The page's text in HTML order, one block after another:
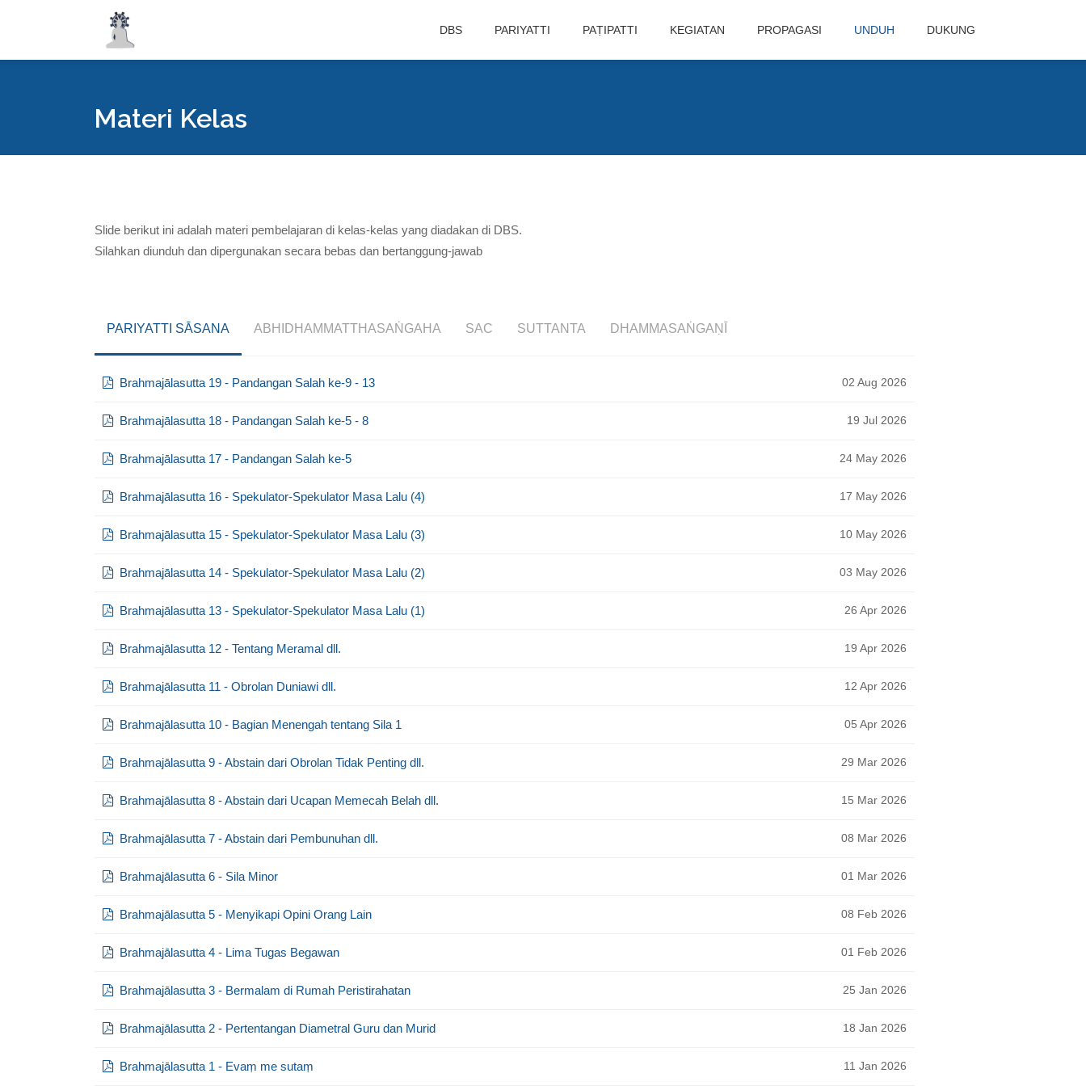
DBS PARIYATTI PAṬIPATTI KEGIATAN PROPAGASI UNDUH DUKUNG
Materi Kelas
Slide berikut ini adalah materi pembelajaran di kelas-kelas yang diadakan di DBS.
Silahkan diunduh dan dipergunakan secara bebas dan bertanggung-jawab
PARIYATTI SĀSANA ABHIDHAMMATTHASAṄGAHA SAC SUTTANTA DHAMMASAṄGAṆĪ
Brahmajālasutta 19 - Pandangan Salah ke-9 - 13 02 Aug 2026
Brahmajālasutta 18 - Pandangan Salah ke-5 - 8 19 Jul 2026
Brahmajālasutta 17 - Pandangan Salah ke-5 24 May 2026
Brahmajālasutta 16 - Spekulator-Spekulator Masa Lalu (4) 17 May 2026
Brahmajālasutta 15 - Spekulator-Spekulator Masa Lalu (3) 10 May 2026
Brahmajālasutta 14 - Spekulator-Spekulator Masa Lalu (2) 03 May 2026
Brahmajālasutta 13 - Spekulator-Spekulator Masa Lalu (1) 26 Apr 2026
Brahmajālasutta 12 - Tentang Meramal dll. 19 Apr 2026
Brahmajālasutta 11 - Obrolan Duniawi dll. 12 Apr 2026
Brahmajālasutta 10 - Bagian Menengah tentang Sila 1 05 Apr 2026
Brahmajālasutta 9 - Abstain dari Obrolan Tidak Penting dll. 29 Mar 2026
Brahmajālasutta 8 - Abstain dari Ucapan Memecah Belah dll. 15 Mar 2026
Brahmajālasutta 7 - Abstain dari Pembunuhan dll. 08 Mar 2026
Brahmajālasutta 6 - Sila Minor 01 Mar 2026
Brahmajālasutta 5 - Menyikapi Opini Orang Lain 08 Feb 2026
Brahmajālasutta 4 - Lima Tugas Begawan 01 Feb 2026
Brahmajālasutta 3 - Bermalam di Rumah Peristirahatan 25 Jan 2026
Brahmajālasutta 2 - Pertentangan Diametral Guru dan Murid 18 Jan 2026
Brahmajālasutta 1 - Evaṃ me sutaṃ 11 Jan 2026